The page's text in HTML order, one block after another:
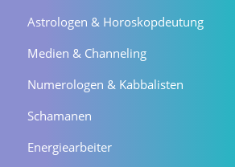
Astrologen & Horoskopdeutung
Medien & Channeling
Numerologen & Kabbalisten
Schamanen
Energiearbeiter